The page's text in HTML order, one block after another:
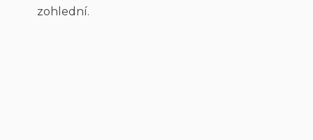
zohlední.